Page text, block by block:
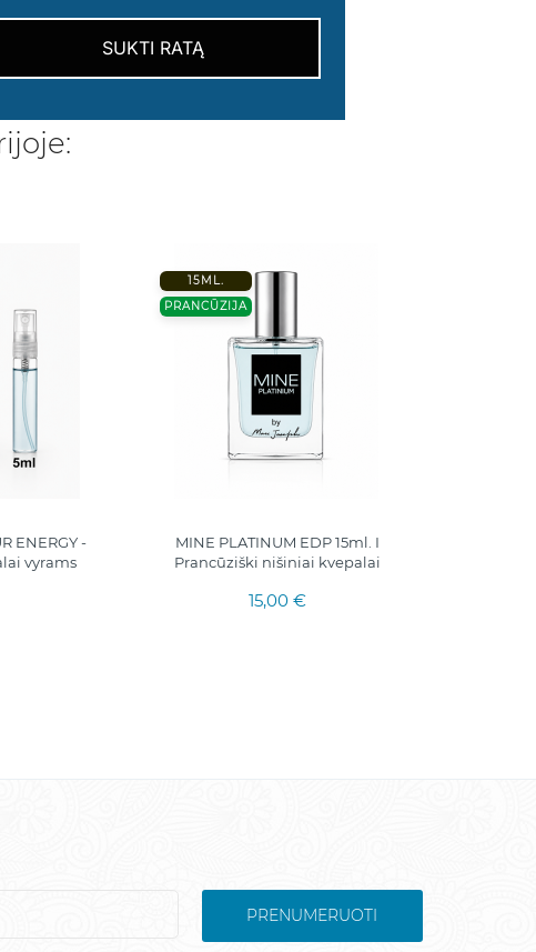
ENERGY -
vyrams
15ML.
PRANCŪZIJA
MINE PLATINUM EDP 15ml. I
Prancūziški nišiniai kvepalai
15,00 €
PRENUMERUOTI
SUKTI RATĄ